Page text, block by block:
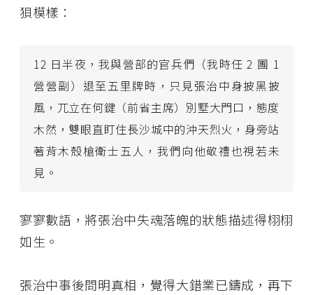
狽模樣：
12 日半夜，我與營部的官兵們（我時任 2 團 1
營營副）退至五里牌時，只見張治中身披黑披
風，兀立在何鍵（前省主席）別墅大門口，態度
木然，雙眼直盯住長沙城中的沖天烈火，身旁站
著背木殼槍衛士五人，我們向他敬禮也視若未
見。
寥寥數語，將張治中失魂落魄的狀態描述得栩栩
如生。
張治中事後問明真相，覺得大錯業已鑄成，再下